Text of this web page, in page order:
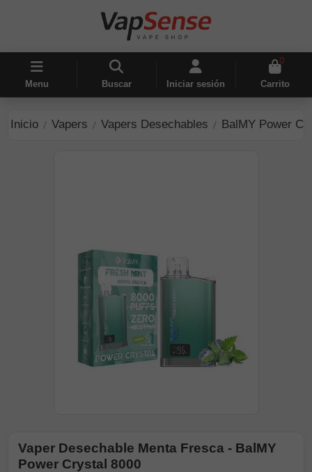
Menu Buscar Iniciar sesión
0
Carrito
Inicio Vapers Vapers Desechables BalMY Power
Vaper Desechable Menta Fresca - BalMY
Power Crystal 8000